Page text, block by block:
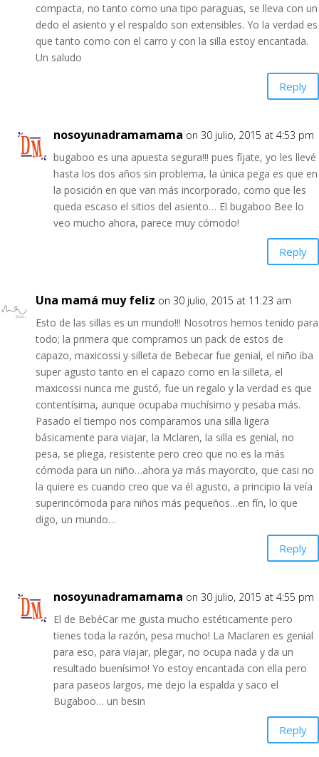
compacta, no tanto como una tipo paraguas, se lleva con un
dedo el asiento y el respaldo son extensibles. Yo la verdad es
que tanto como con el carro y con la silla estoy encantada.
Un saludo
Reply
nosoyunadramamama on 30 julio, 2015 at 4:53 pm
bugaboo es una apuesta segura!!! pues fíjate, yo les llevé
hasta los dos años sin problema, la única pega es que en
la posición en que van más incorporado, como que les
queda escaso el sitios del asiento… El bugaboo Bee lo
veo mucho ahora, parece muy cómodo!
Reply
Una mamá muy feliz on 30 julio, 2015 at 11:23 am
Esto de las sillas es un mundo!!! Nosotros hemos tenido para
todo; la primera que compramos un pack de estos de
capazo, maxicossi y silleta de Bebecar fue genial, el niño iba
super agusto tanto en el capazo como en la silleta, el
maxicossi nunca me gustó, fue un regalo y la verdad es que
contentísima, aunque ocupaba muchísimo y pesaba más.
Pasado el tiempo nos comparamos una silla ligera
básicamente para viajar, la Mclaren, la silla es genial, no
pesa, se pliega, resistente pero creo que no es la más
cómoda para un niño…ahora ya más mayorcito, que casi no
la quiere es cuando creo que va él agusto, a principio la veía
superincómoda para niños más pequeños…en fín, lo que
digo, un mundo…
Reply
nosoyunadramamama on 30 julio, 2015 at 4:55 pm
El de BebéCar me gusta mucho estéticamente pero
tienes toda la razón, pesa mucho! La Maclaren es genial
para eso, para viajar, plegar, no ocupa nada y da un
resultado buenísimo! Yo estoy encantada con ella pero
para paseos largos, me dejo la espalda y saco el
Bugaboo… un besin
Reply